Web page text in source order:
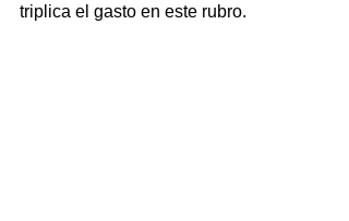
triplica el gasto en este rubro.